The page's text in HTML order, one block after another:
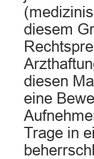
diesem
diesen
eine
Trage in